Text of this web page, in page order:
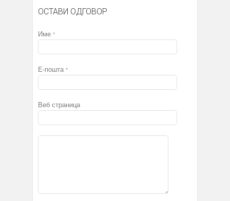
ОСТАВИ ОДГОВОР
Име *
Е-пошта *
Веб страница